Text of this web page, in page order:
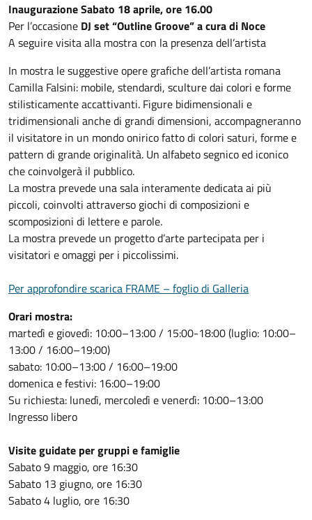
Inaugurazione Sabato 18 aprile, ore 16.00
Per l’occasione DJ set “Outline Groove” a cura di Noce
A seguire visita alla mostra con la presenza dell’artista
In mostra le suggestive opere grafiche dell’artista romana
Camilla Falsini: mobile, stendardi, sculture dai colori e forme
stilisticamente accattivanti. Figure bidimensionali e
tridimensionali anche di grandi dimensioni, accompagneranno
il visitatore in un mondo onirico fatto di colori saturi, forme e
pattern di grande originalità. Un alfabeto segnico ed iconico
che coinvolgerà il pubblico.
La mostra prevede una sala interamente dedicata ai più
piccoli, coinvolti attraverso giochi di composizioni e
scomposizioni di lettere e parole.
La mostra prevede un progetto d’arte partecipata per i
visitatori e omaggi per i piccolissimi.
Per approfondire scarica FRAME – foglio di Galleria
Orari mostra:
martedì e giovedì: 10:00–13:00 / 15:00-18:00 (luglio: 10:00–
13:00 / 16:00–19:00)
sabato: 10:00–13:00 / 16:00–19:00
domenica e festivi: 16:00–19:00
Su richiesta: lunedì, mercoledì e venerdì: 10:00–13:00
Ingresso libero
Visite guidate per gruppi e famiglie
Sabato 9 maggio, ore 16:30
Sabato 13 giugno, ore 16:30
Sabato 4 luglio, ore 16:30